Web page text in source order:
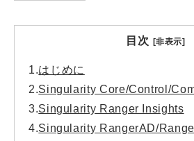
目次 [非表示]
1.はじめに
2.Singularity Core/Control/
3.Singularity Ranger Insights
4.Singularity RangerAD/